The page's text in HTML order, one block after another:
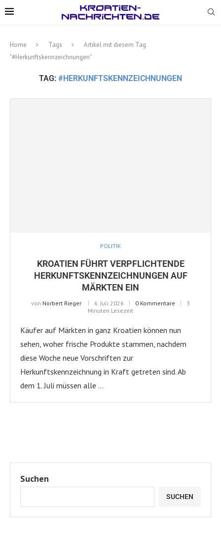
Home Tags
Artikel mit diesem Tag
"#Herkunftskennzeichnungen"
TAG: #HERKUNFTSKENNZEICHNUNGEN
POLITIK
KROATIEN FÜHRT VERPFLICHTENDE
HERKUNFTSKENNZEICHNUNGEN AUF
MÄRKTEN EIN
von Norbert Rieger 6. Juli 2026 0 Kommentare
3
Minuten Lesezeit
Käufer auf Märkten in ganz Kroatien können nun
sehen, woher frische Produkte stammen, nachdem
diese Woche neue Vorschriften zur
Herkunftskennzeichnung in Kraft getreten sind. Ab
dem 1. Juli müssen alle …
Suchen
SUCHEN